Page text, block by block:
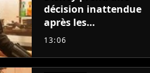
décision inattendue
après les
"performances
et The Mandalorian &
13:06